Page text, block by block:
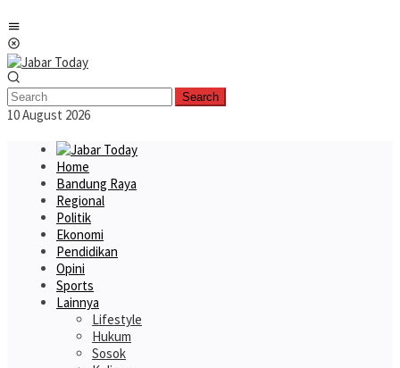
to
content
Search
10 August 2026
Home
Bandung Raya
Regional
Politik
Ekonomi
Pendidikan
Opini
Sports
Lainnya
Lifestyle
Hukum
Sosok